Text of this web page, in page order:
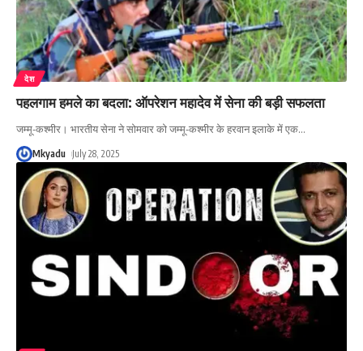
देश
पहलगाम हमले का बदला: ऑपरेशन महादेव में सेना की बड़ी सफलता
जम्मू-कश्मीर। भारतीय सेना ने सोमवार को जम्मू-कश्मीर के हरवान इलाके में एक…
Mkyadu July 28, 2025